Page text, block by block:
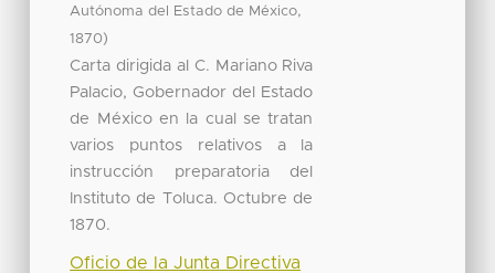
Autónoma del Estado de México,
1870)
Carta dirigida al C. Mariano Riva
Palacio, Gobernador del Estado
de México en la cual se tratan
varios puntos relativos a la
instrucción preparatoria del
Instituto de Toluca. Octubre de
1870.
Oficio de la Junta Directiva